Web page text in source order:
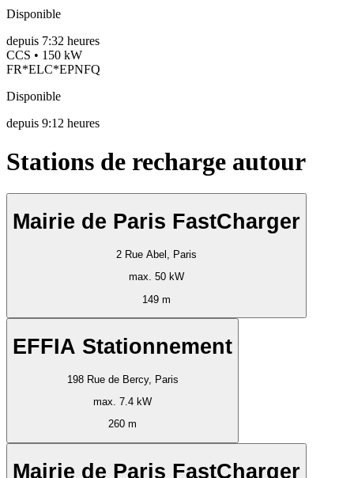
Disponible
depuis 7:32 heures
CCS • 150 kW
FR*ELC*EPNFQ
Disponible
depuis 9:12 heures
Stations de recharge autour
Mairie de Paris FastCharger
2 Rue Abel, Paris
max. 50 kW
149 m
EFFIA Stationnement
198 Rue de Bercy, Paris
max. 7.4 kW
260 m
Mairie de Paris FastCharger